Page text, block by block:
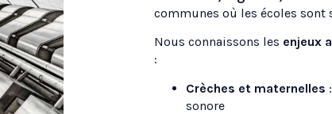
communes où les écoles
Nous connaissons les enjeux
:
Crèches et maternelles
sonore